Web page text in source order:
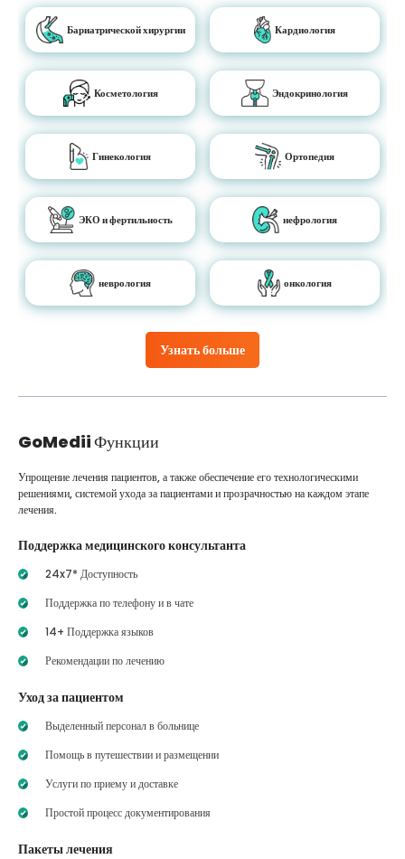
Узнать больше
Бариатрической хирургии Кардиология
Косметология Эндокринология
Гинекология Ортопедия
ЭКО и фертильность нефрология
неврология онкология
GoMediiФункции
Упрощение лечения пациентов, а также обеспечение его технологическими
решениями, системой ухода за пациентами и прозрачностью на каждом этапе
лечения.
Поддержка медицинского консультанта
24x7* Доступность
Поддержка по телефону и в чате
14+ Поддержка языков
Рекомендации по лечению
Уход за пациентом
Выделенный персонал в больнице
Помощь в путешествии и размещении
Услуги по приему и доставке
Простой процесс документирования
Пакеты лечения